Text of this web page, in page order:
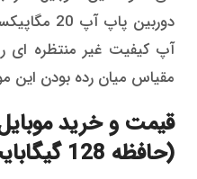
دوربین
آپ کیفیت غیر منتظره ای
مقیاس میان رده بودن این
(حافظه 128 گیگابایت و رم 6 گیگ)